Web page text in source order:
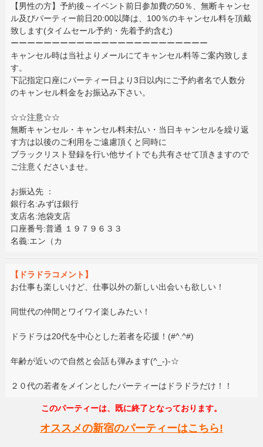
【男性の方】予約後～イベント前日参加費の50％、無断キャンセ
ル及びパーティー前日20:00以降は、100％のキャンセル料を頂戴
致します(タイムセール予約・先着予約含む)
ーーーーーーーーーーーーーーーーーーーーーーーー
キャンセル時は当社よりメールにてキャンセル料等ご案内致しま
す。
下記指定口座にパーティー日より3日以内にご予約者名で人数分
のキャンセル料金をお振込み下さい。
☆☆注意☆☆
無断キャンセル・キャンセル料未払い・当日キャンセルを繰り返
す方は以後のご利用をご遠慮頂くと同時に
ブラックリスト登録を行い他サイトでも共有させて頂きますので
ご注意くださいませ。
お振込先 ：
銀行名:みずほ銀行
支店名:池袋支店
口座番号:普通 １９７９６３３
名義:エン（カ
【ドラドラコメント】
お仕事も楽しいけど、仕事以外の新しい出会いも欲しい！
同世代の仲間とワイワイ楽しみたい！
ドラドラは20代を中心とした若者を応援！(#^.^#)
年齢が近いので自然と会話も弾みます(^_-)-☆
２０代の若者をメインとしたパーティーはドラドラだけ！！
このパーティーは、既に終了となっております。
オススメの新宿のパーティーはこちら!